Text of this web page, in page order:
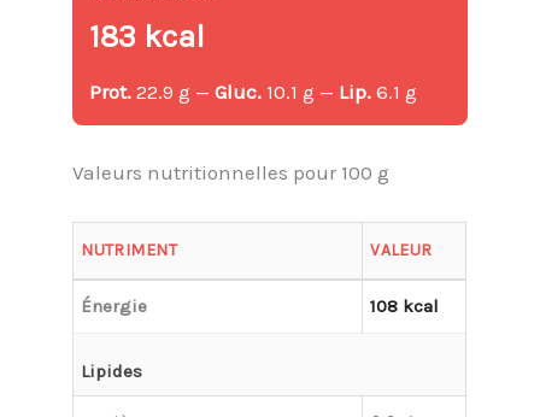
183 kcal
Prot. 22.9 g —Gluc. 10.1 g — Lip. 6.1 g
Valeurs nutritionnelles pour 100 g
NUTRIMENT VALEUR
Énergie 108 kcal
Lipides